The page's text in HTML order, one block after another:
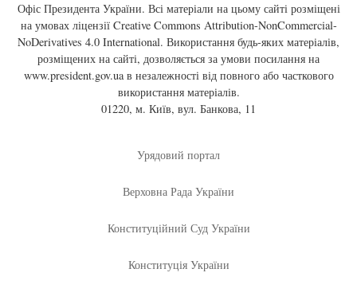
Офіс Президента України. Всі матеріали на цьому сайті розміщені
на умовах ліцензії Creative Commons Attribution-NonCommercial-
NoDerivatives 4.0 International. Використання будь-яких матеріалів,
розміщених на сайті, дозволяється за умови посилання на
www.president.gov.uaв незалежності від повного або часткового
використання матеріалів.
01220, м. Київ, вул. Банкова, 11
Урядовий портал
Верховна Рада України
Конституційний Суд України
Конституція України